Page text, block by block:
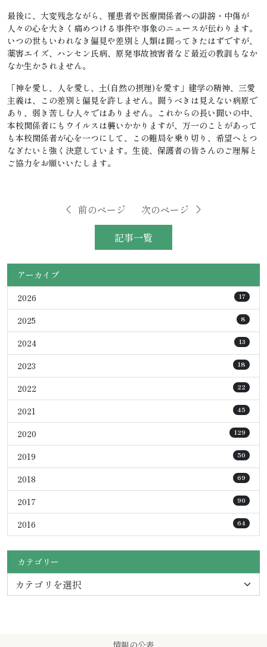
最後に、大変残念ながら、罹患者や医療関係者への誹謗・中傷が
人々の心を大きく痛めつける事件や事象のニュースが伝わります。
いつの世もいわれなき偏見や差別と人類は闘ってきたはずですが、
薬害エイズ、ハンセン氏病、原発事故被害者など最近の教訓もなか
なか生かされません。
「神を愛し、人を愛し、土(自然の摂理)を愛す」建学の精神、三愛
主義は、この差別と偏見を許しません。闘うべきは見えない病原で
あり、弱き苦しむ人々ではありません。これからの長い闘いの中、
本校関係者にもウイルスは襲いかかりますが、万一のことがあって
も本校関係者が心を一つにして、この難局を乗り切り、希望へとつ
なぎたいと強く決意しています。生徒、保護者の皆さんのご理解と
ご協力をお願いいたします。
前のページ
記事一覧
次のページ
アーカイブ
2026
17
2025 8
2024 13
2023 18
2022 22
2021 45
2020 129
2019 50
2018 69
2017 90
2016 64
カテゴリー
情報の公表